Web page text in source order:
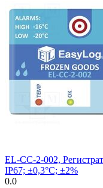
EL-CC-2-002,
IP67; ±0,3°C; ±2%
0.0